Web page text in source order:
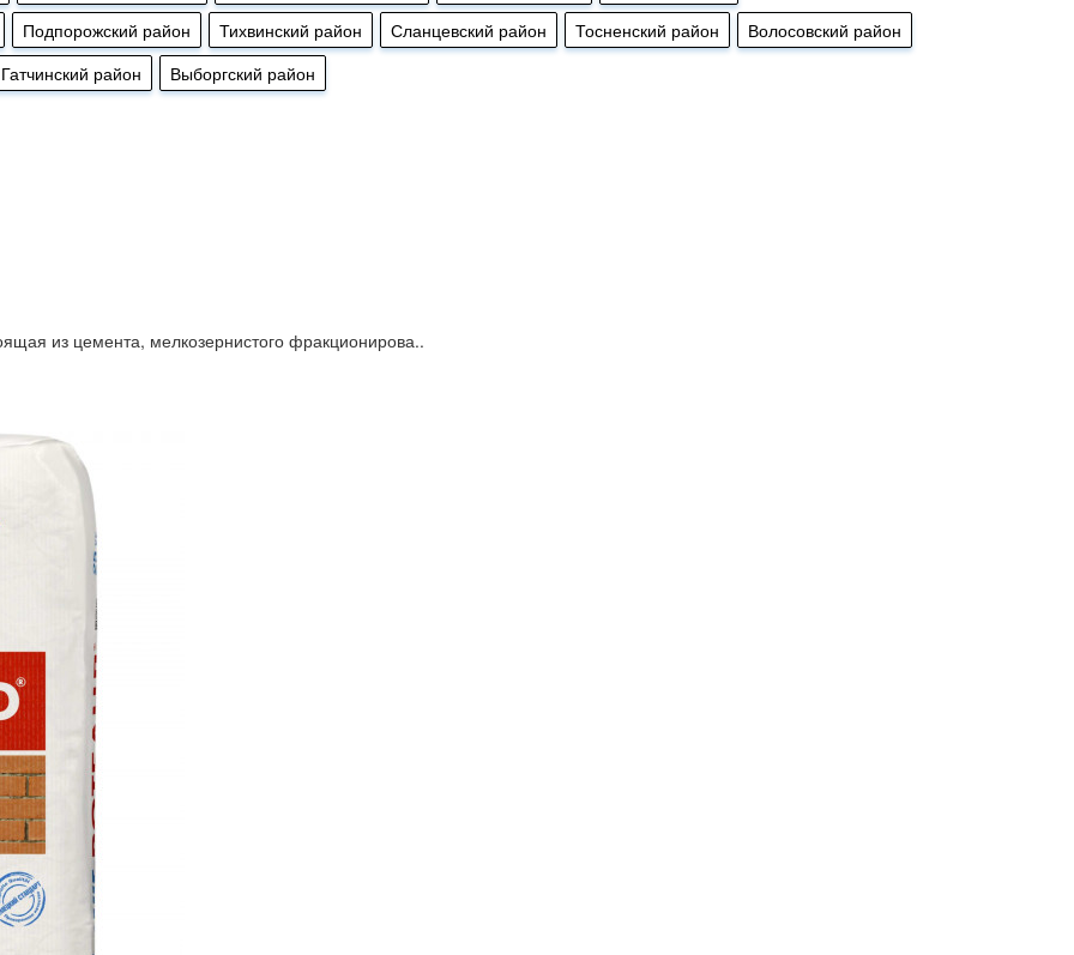
Подпорожский район Тихвинский район Сланцевский район Тосненский район
Волосовский район
Гатчинский район Выборгский район
из цемента, мелкозернистого фракционирова..